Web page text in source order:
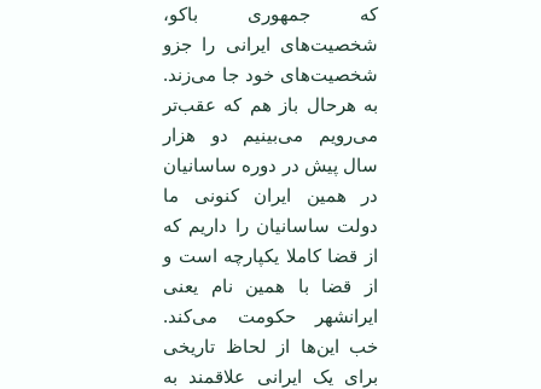
که جمهوری باکو،
شخصیت‌های ایرانی را جزو
شخصیت‌های خود جا می‌زند.
به هرحال باز هم که عقب‌تر
می‌رویم می‌بینیم دو هزار
سال پیش در دوره ساسانیان
در همین ایران کنونی ما
دولت ساسانیان را داریم که
از قضا کاملا یکپارچه است و
از قضا با همین نام یعنی
ایرانشهر حکومت می‌کند.
خب این‌ها از لحاظ تاریخی
برای یک ایرانی علاقمند به